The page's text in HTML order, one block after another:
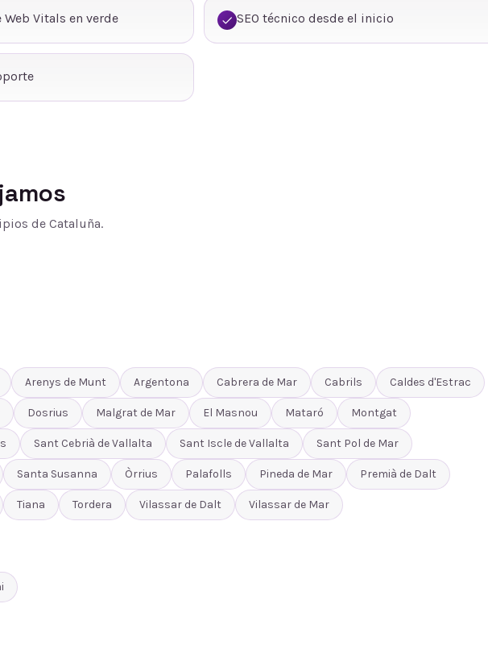
Vitals en verde SEO técnico desde el inicio
de Cataluña.
Arenys de Munt Argentona Cabrera de Mar Cabrils Caldes d'Estrac
Dosrius Malgrat de Mar El Masnou Mataró Montgat
Sant Cebrià de Vallalta Sant Iscle de Vallalta Sant Pol de Mar
Santa Susanna Òrrius Palafolls Pineda de Mar Premià de Dalt
Tiana Tordera Vilassar de Dalt Vilassar de Mar